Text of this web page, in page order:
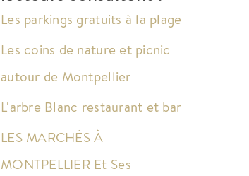
Les parkings gratuits à la plage
Les coins de nature et picnic
autour de Montpellier
L'arbre Blanc restaurant et bar
LES MARCHÉS À
MONTPELLIER Et Ses